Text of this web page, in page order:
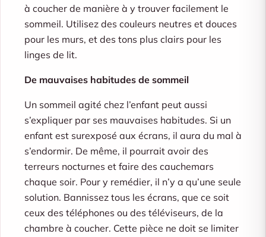
à coucher de manière à y trouver facilement le
sommeil. Utilisez des couleurs neutres et douces
pour les murs, et des tons plus clairs pour les
linges de lit.
De mauvaises habitudes de sommeil
Un sommeil agité chez l’enfant peut aussi
s’expliquer par ses mauvaises habitudes. Si un
enfant est surexposé aux écrans, il aura du mal à
s’endormir. De même, il pourrait avoir des
terreurs nocturnes et faire des cauchemars
chaque soir. Pour y remédier, il n’y a qu’une seule
solution. Bannissez tous les écrans, que ce soit
ceux des téléphones ou des téléviseurs, de la
chambre à coucher. Cette pièce ne doit se limiter